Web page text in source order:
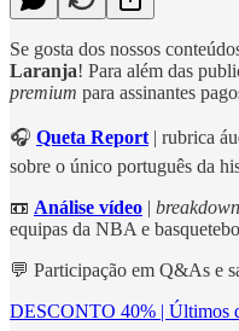
Se gosta dos nossos
Laranja! Para além das
premium para assinantes
🎧 Queta Report | rubrica
sobre o único português da
📼 Análise vídeo | breakdown
equipas da NBA e
💬 Participação em Q&As e
DESCONTO 40% | Últimos